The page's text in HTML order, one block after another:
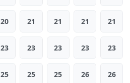
20 21 21 21 21
23 23 23 23 23
25 25 25 26 26